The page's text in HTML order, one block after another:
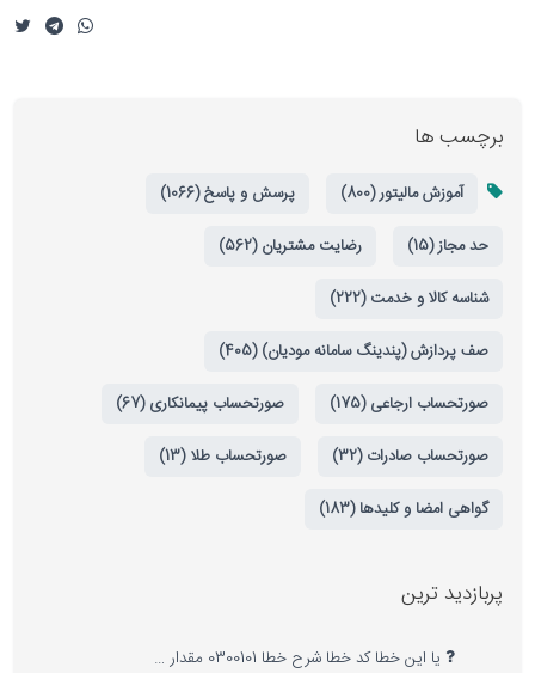
برچسب ها
آموزش مالیتور (800)
پرسش و پاسخ (1066)
حد مجاز (15)
رضایت مشتریان (562)
شناسه کالا و خدمت (222)
صف پردازش (پندینگ سامانه مودیان) (405)
صورتحساب ارجاعی (175)
صورتحساب پیمانکاری (67)
صورتحساب صادرات (32)
صورتحساب طلا (13)
گواهی امضا و کلیدها (183)
پربازدید ترین
یا این خطا کد خطا شرح خطا 0300101 مقدار …